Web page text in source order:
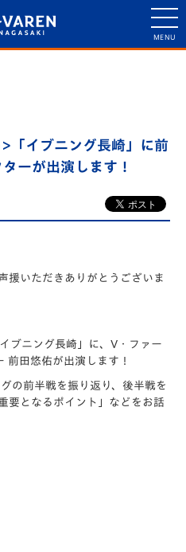
「イブニング長崎」に前
ーが出演します！
援いただきありがとうございま
ブニング長崎」に、V・ファー
前田悠佑が出演します！
の前半戦を振り返り、後半戦を
要となるポイント」などをお話